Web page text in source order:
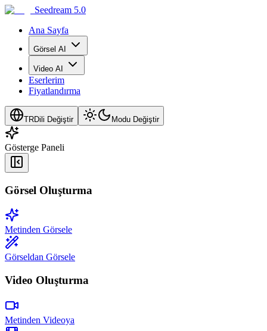
Seedream 5.0
Ana Sayfa
Görsel AI
Video AI
Eserlerim
Fiyatlandırma
TRDili Değiştir Modu Değiştir
Gösterge Paneli
Görsel Oluşturma
Metinden Görsele
Görseldan Görsele
Video Oluşturma
Metinden Videoya